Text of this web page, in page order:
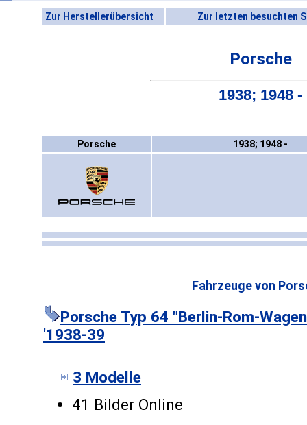
Zur Herstellerübersicht Zur letzten besuchten
Porsche
1938; 1948 -
Porsche 1938; 1948 -
Fahrzeuge von
Porsche Typ 64 "Berlin-Rom-
'1938-39
3 Modelle
41 Bilder Online